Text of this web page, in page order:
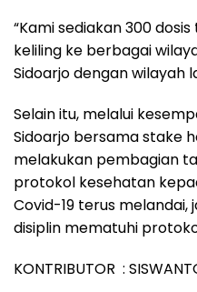
“Kami sediakan 300
keliling ke berbagai
Sidoarjo dengan wilayah
Selain itu, melalui
Sidoarjo bersama stake
melakukan pembagian
protokol kesehatan
Covid-19 terus
disiplin mematuhi
KONTRIBUTOR :